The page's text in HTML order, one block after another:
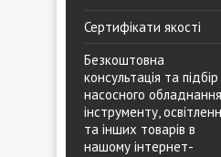
Сертифікати якості
Безкоштовна
консультація та підбір
насосного
інструменту,
та інших товарів в
нашому інтернет-